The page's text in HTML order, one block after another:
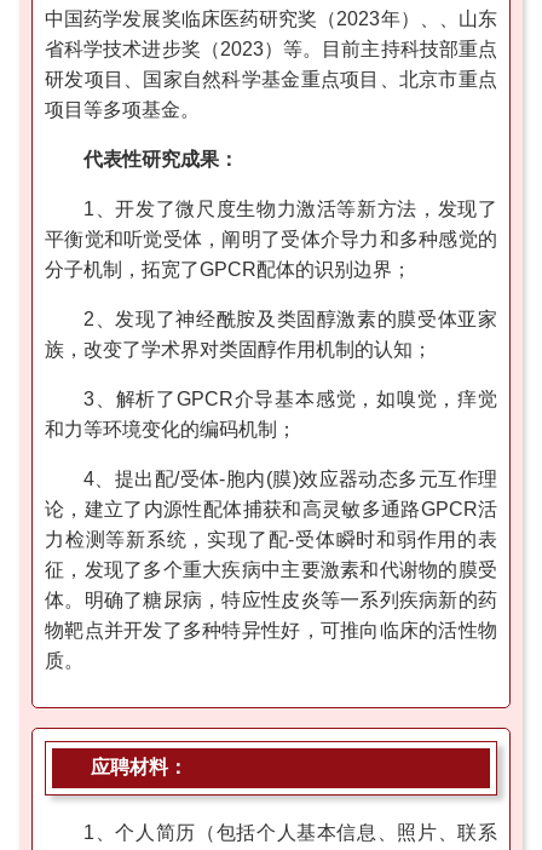
中国药学发展奖临床医药研究奖（2023年）、、山东
省科学技术进步奖（2023）等。目前主持科技部重点
研发项目、国家自然科学基金重点项目、北京市重点
项目等多项基金。
代表性研究成果：
1、开发了微尺度生物力激活等新方法，发现了
平衡觉和听觉受体，阐明了受体介导力和多种感觉的
分子机制，拓宽了GPCR配体的识别边界；
2、发现了神经酰胺及类固醇激素的膜受体亚家
族，改变了学术界对类固醇作用机制的认知；
3、解析了GPCR介导基本感觉，如嗅觉，痒觉
和力等环境变化的编码机制；
4、提出配/受体-胞内(膜)效应器动态多元互作理
论，建立了内源性配体捕获和高灵敏多通路GPCR活
力检测等新系统，实现了配-受体瞬时和弱作用的表
征，发现了多个重大疾病中主要激素和代谢物的膜受
体。明确了糖尿病，特应性皮炎等一系列疾病新的药
物靶点并开发了多种特异性好，可推向临床的活性物
质。
应聘材料：
1、个人简历（包括个人基本信息、照片、联系